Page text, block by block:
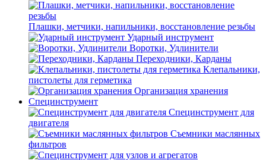
Плашки, метчики, напильники, восстановление резьбы
Ударный инструмент
Воротки, Удлинители
Переходники, Карданы
Клепальники,
пистолеты для герметика
Организация хранения
Специнструмент
Специнструмент для
двигателя
Съемники маслянных
фильтров